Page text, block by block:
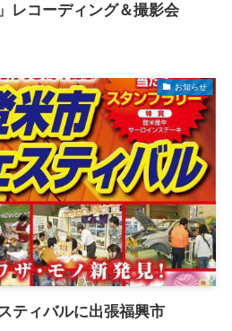
レコーディング＆撮影会
お知らせ
ティバルに出張福興市